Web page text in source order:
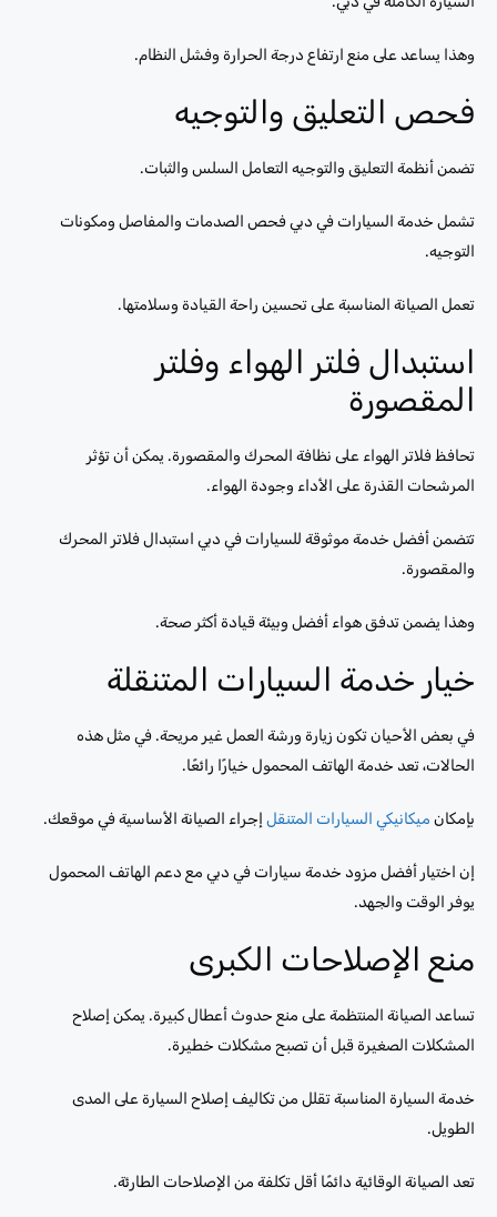
وهذا يساعد على منع ارتفاع درجة الحرارة وفشل النظام.
فحص التعليق والتوجيه
تضمن أنظمة التعليق والتوجيه التعامل السلس والثبات.
تشمل خدمة السيارات في دبي فحص الصدمات والمفاصل ومكونات
التوجيه.
تعمل الصيانة المناسبة على تحسين راحة القيادة وسلامتها.
استبدال فلتر الهواء وفلتر
المقصورة
تحافظ فلاتر الهواء على نظافة المحرك والمقصورة. يمكن أن تؤثر
المرشحات القذرة على الأداء وجودة الهواء.
تتضمن أفضل خدمة موثوقة للسيارات في دبي استبدال فلاتر المحرك
والمقصورة.
وهذا يضمن تدفق هواء أفضل وبيئة قيادة أكثر صحة.
خيار خدمة السيارات المتنقلة
في بعض الأحيان تكون زيارة ورشة العمل غير مريحة. في مثل هذه
الحالات، تعد خدمة الهاتف المحمول خيارًا رائعًا.
بإمكان ميكانيكي السيارات المتنقل إجراء الصيانة الأساسية في موقعك.
إن اختيار أفضل مزود خدمة سيارات في دبي مع دعم الهاتف المحمول
يوفر الوقت والجهد.
منع الإصلاحات الكبرى
تساعد الصيانة المنتظمة على منع حدوث أعطال كبيرة. يمكن إصلاح
المشكلات الصغيرة قبل أن تصبح مشكلات خطيرة.
خدمة السيارة المناسبة تقلل من تكاليف إصلاح السيارة على المدى
الطويل.
تعد الصيانة الوقائية دائمًا أقل تكلفة من الإصلاحات الطارئة.